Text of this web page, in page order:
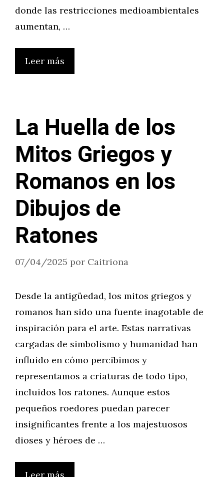
donde las restricciones medioambientales
aumentan, …
Leer más
La Huella de los
Mitos Griegos y
Romanos en los
Dibujos de
Ratones
07/04/2025 por Caitriona
Desde la antigüedad, los mitos griegos y
romanos han sido una fuente inagotable de
inspiración para el arte. Estas narrativas
cargadas de simbolismo y humanidad han
influido en cómo percibimos y
representamos a criaturas de todo tipo,
incluidos los ratones. Aunque estos
pequeños roedores puedan parecer
insignificantes frente a los majestuosos
dioses y héroes de …